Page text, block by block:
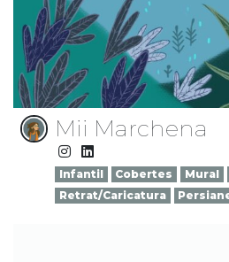
Mii Marchena
Infantil Cobertes Mural
Retrat/Caricatura